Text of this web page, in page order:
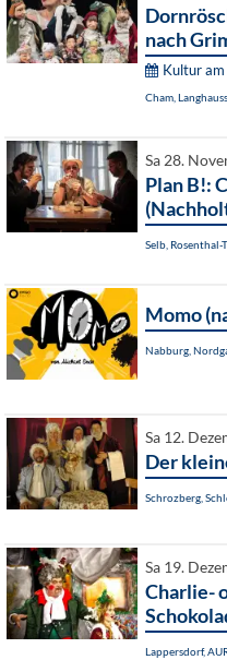
nach
Kultur am
Cham,
Sa 28.
Plan B!:
Selb, Rosenthal-
Momo
Nabburg,
Sa 12.
Der
Schrozberg,
Sa 19.
Charlie-
Lappersdorf,